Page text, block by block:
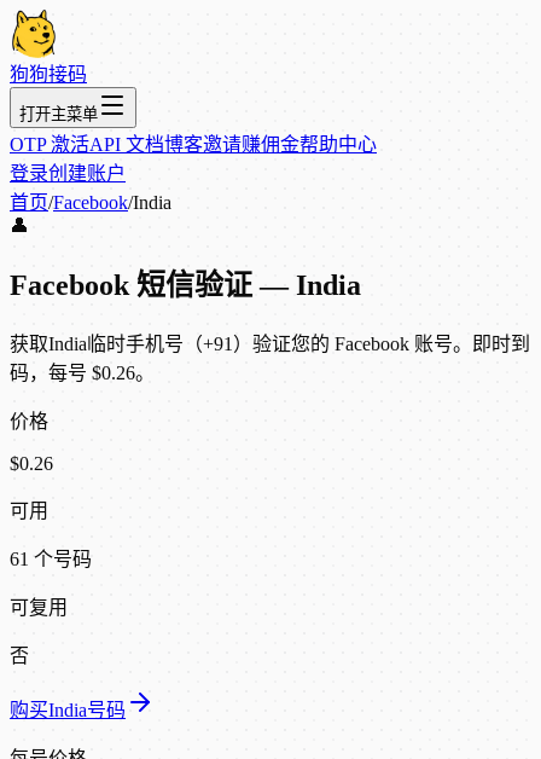
狗狗接码
打开主菜单
OTP 激活API 文档博客邀请赚佣金帮助中心
登录创建账户
首页/Facebook/India
👤
Facebook 短信验证 — India
获取India临时手机号（+91）验证您的 Facebook 账号。即时到
码，每号 $0.26。
价格
$0.26
可用
61 个号码
可复用
否
购买India号码